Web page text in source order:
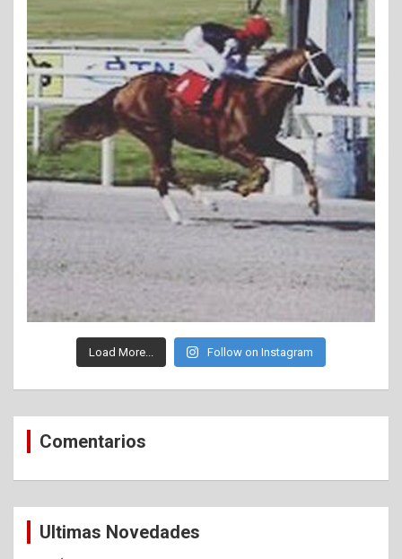
Load More... Follow on Instagram
Comentarios
Ultimas Novedades